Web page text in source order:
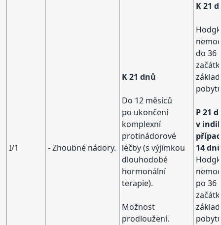
I/1 - Zhoubné nádory.
K 21 dnů
Do 12 měsíců
po ukončení
komplexní
protinádorové
léčby (s výjimkou
dlouhodobé
hormonální
terapie).
Možnost
prodloužení.
K 21
do 36
P 21
v
14
po 36